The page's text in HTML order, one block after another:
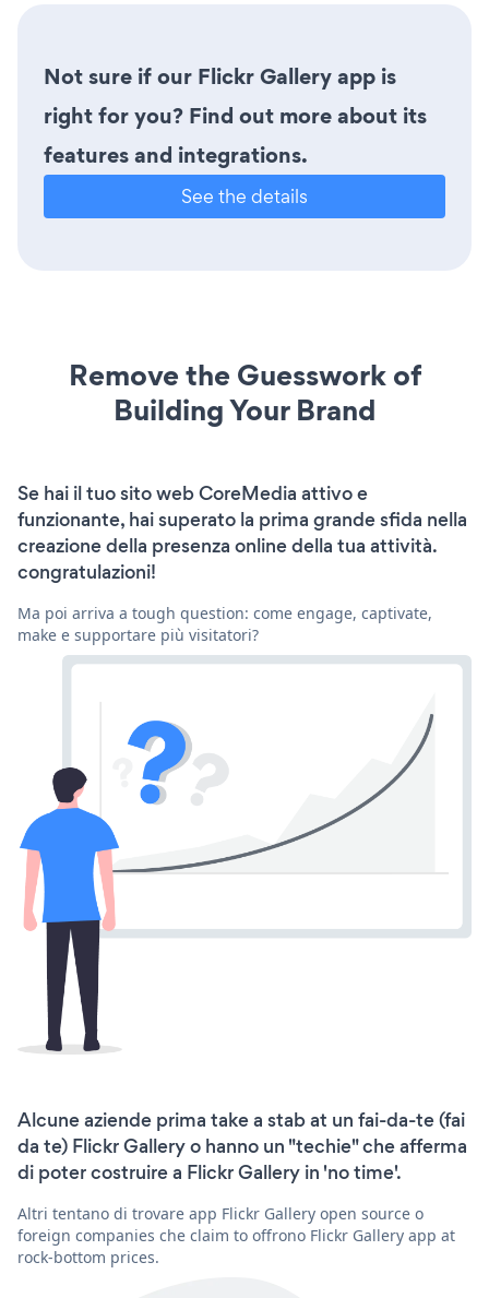
Not sure if our Flickr Gallery app is
right for you? Find out more about its
features and integrations.
See the details
Remove the Guesswork of
Building Your Brand
Se hai il tuo sito web CoreMedia attivo e
funzionante, hai superato la prima grande sfida nella
creazione della presenza online della tua attività.
congratulazioni!
Ma poi arriva a tough question: come engage, captivate,
make e supportare più visitatori?
Alcune aziende prima take a stab at un fai-da-te (fai
da te) Flickr Gallery o hanno un "techie" che afferma
di poter costruire a Flickr Gallery in 'no time'.
Altri tentano di trovare app Flickr Gallery open source o
foreign companies che claim to offrono Flickr Gallery app at
rock-bottom prices.